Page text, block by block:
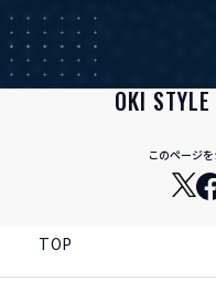
OKI
このページ
TOP